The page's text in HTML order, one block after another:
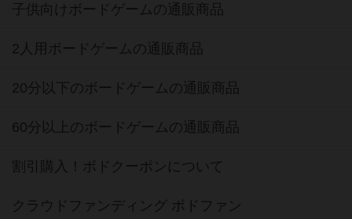
子供向けボードゲームの通販商品
2人用ボードゲームの通販商品
20分以下のボードゲームの通販商品
60分以上のボードゲームの通販商品
割引購入！ボドクーポンについて
クラウドファンディング ボドファン